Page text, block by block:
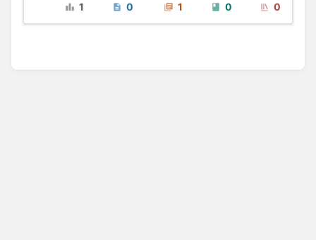
1 0 1 0 0